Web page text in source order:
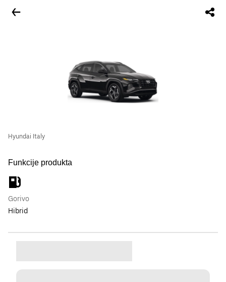
Hyundai Italy
Funkcije produkta
Gorivo
Hibrid